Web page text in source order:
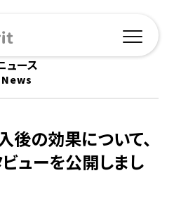
リ
ュース
News
の効果について、
ューを公開しまし